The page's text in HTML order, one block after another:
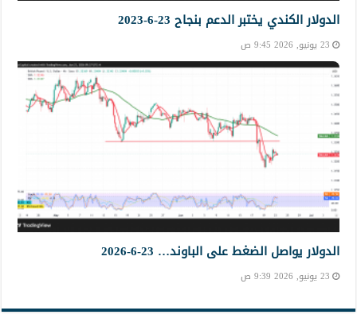
الدولار الكندي يختبر الدعم بنجاح 23-6-2023
23 يونيو, 2026 9:45 ص
الدولار يواصل الضغط على الباوند… 23-6-2026
23 يونيو, 2026 9:39 ص